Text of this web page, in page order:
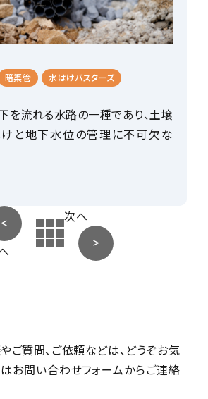
暗渠管 水はけバスターズ
を流れる水路の一種であり、土壌
と地下水位の管理に不可欠な
次へ
ご質問、ご依頼などは、 どうぞお気
お問い合わせフォームからご連絡